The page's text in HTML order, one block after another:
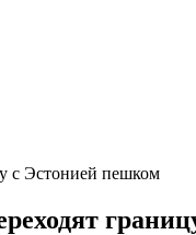
с Эстонией пешком